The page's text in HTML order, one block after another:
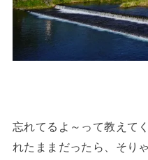
忘れてるよ～って教えて
れたままだったら、そり